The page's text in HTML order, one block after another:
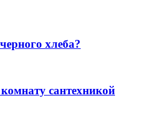
хлеба?
сантехникой